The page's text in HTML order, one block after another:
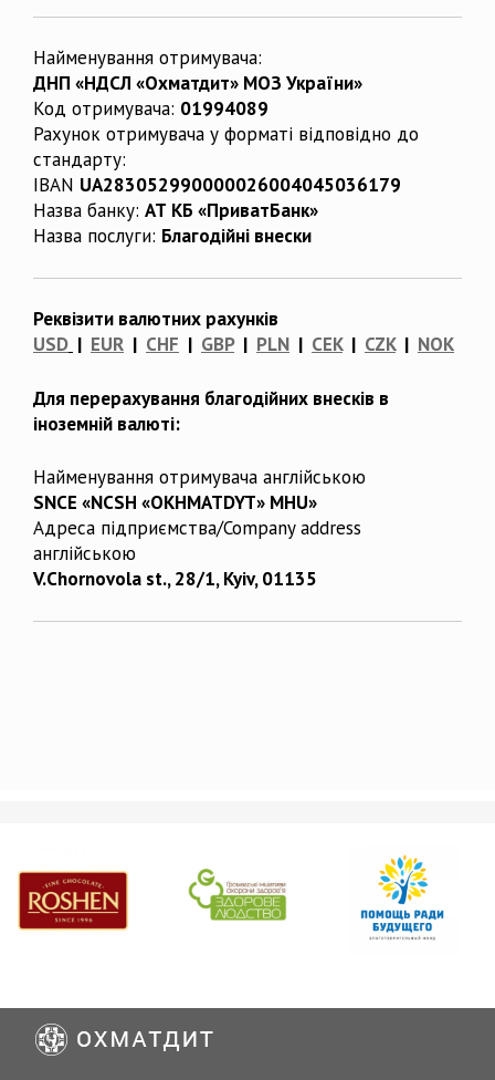
Найменування отримувача:
ДНП «НДСЛ «Охматдит» МОЗ України»
Код отримувача: 01994089
Рахунок отримувача у форматі відповідно до
стандарту:
IBAN UA283052990000026004045036179
Назва банку: АТ КБ «ПриватБанк»
Назва послуги: Благодійні внески
Реквізити валютних рахунків
USD | EUR | CHF | GBP| PLN | CEK| CZK| NOK
Для перерахування благодійних внесків в
іноземній валюті:
Найменування отримувача англійською
SNCE «NCSH «OKHMATDYT» MHU»
Адреса підприємства/Company address
англійською
V.Chornovola st., 28/1, Kyiv, 01135